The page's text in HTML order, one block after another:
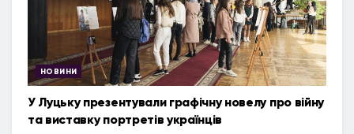
НОВИНИ
У Луцьку презентували графічну новелу про війну
та виставку портретів українців